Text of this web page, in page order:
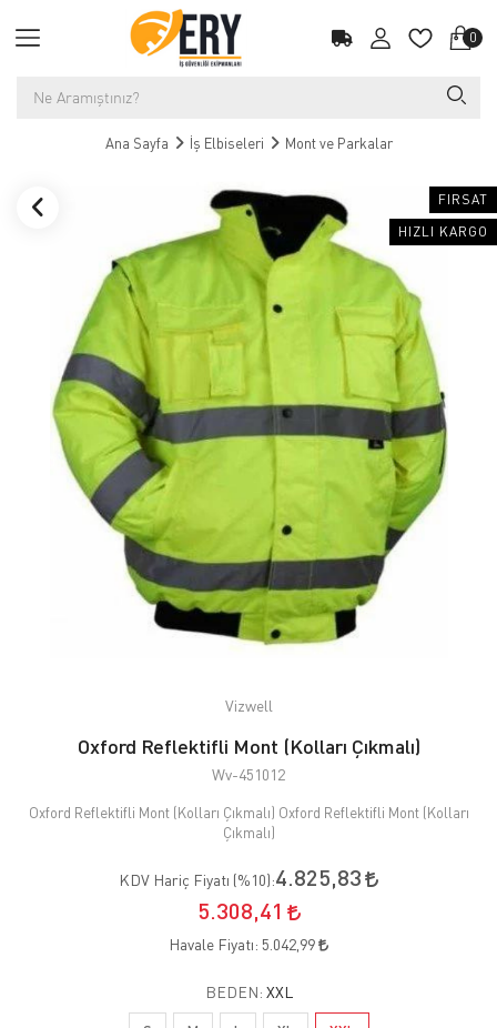
0
Ana Sayfa İş Elbiseleri Mont ve Parkalar
FIRSAT
HIZLI KARGO
Vizwell
Oxford Reflektifli Mont (Kolları Çıkmalı)
Wv-451012
Oxford Reflektifli Mont (Kolları Çıkmalı) Oxford Reflektifli Mont (Kolları
Çıkmalı)
KDV Hariç Fiyatı (%10):4.825,83
5.308,41
Havale Fiyatı: 5.042,99
BEDEN: XXL